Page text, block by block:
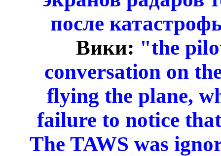
после
Вики: "the
conversation on
flying the plane,
failure to notice
The TAWS was